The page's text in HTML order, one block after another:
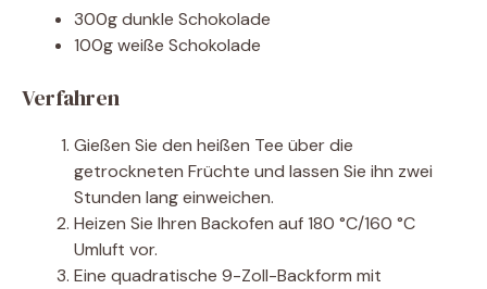
300g dunkle Schokolade
100g weiße Schokolade
Verfahren
Gießen Sie den heißen Tee über die
getrockneten Früchte und lassen Sie ihn zwei
Stunden lang einweichen.
Heizen Sie Ihren Backofen auf 180 °C/160 °C
Umluft vor.
Eine quadratische 9-Zoll-Backform mit